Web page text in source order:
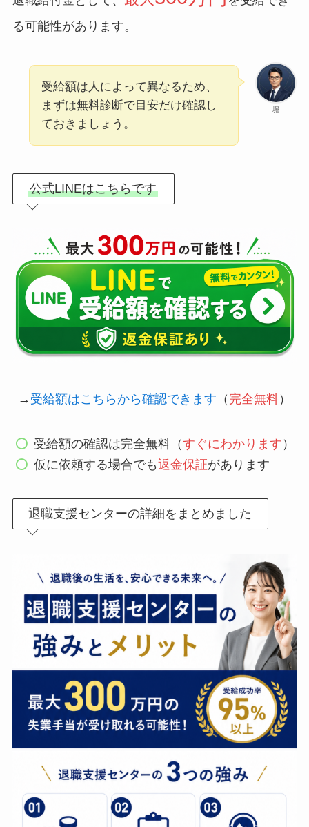
る可能性があります。
堀
受給額は人によって異なるため、
まずは無料診断で目安だけ確認し
ておきましょう。
公式LINEはこちらです
→ 受給額はこちらから確認できます （ 完全無料）
受給額の確認は完全無料（すぐにわかります ）
仮に依頼する場合でも返金保証があります
退職支援センターの詳細をまとめました